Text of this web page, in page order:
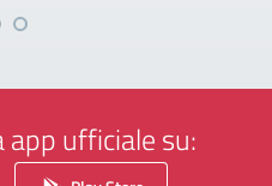
app ufficiale su: